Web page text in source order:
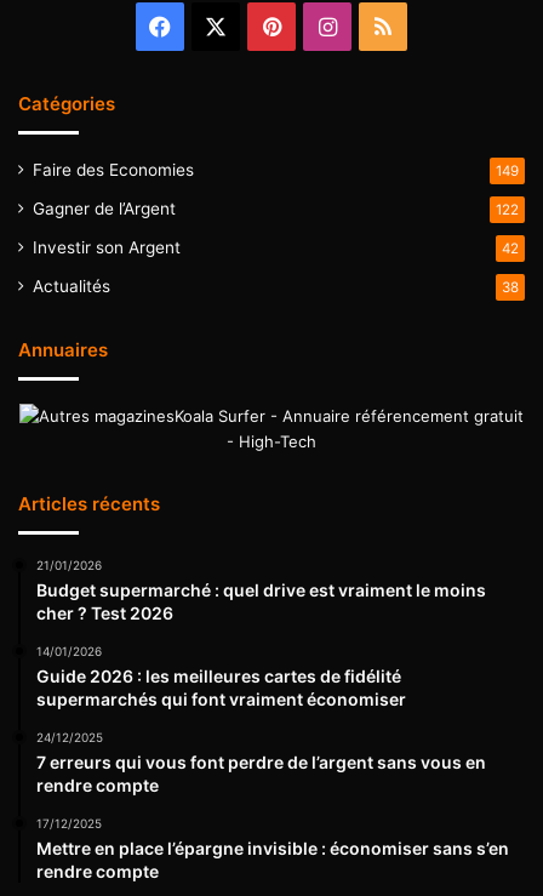
Facebook PinterestInstagram
RSS
Catégories
Faire des Economies 149
Gagner de l’Argent 122
Investir son Argent 42
Actualités 38
Annuaires
Koala Surfer - Annuaire référencement gratuit
- High-Tech
Articles récents
21/01/2026
Budget supermarché : quel drive est vraiment le moins
cher ? Test 2026
14/01/2026
Guide 2026 : les meilleures cartes de fidélité
supermarchés qui font vraiment économiser
24/12/2025
7 erreurs qui vous font perdre de l’argent sans vous en
rendre compte
17/12/2025
Mettre en place l’épargne invisible : économiser sans s’en
rendre compte